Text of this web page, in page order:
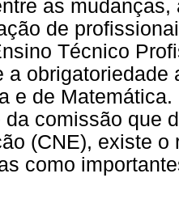
as
de
Técnico
a
e de
da comissão que
(CNE), existe
como